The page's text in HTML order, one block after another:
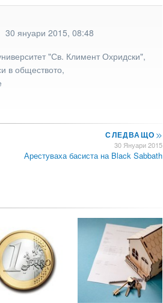
30 януари 2015, 08:48
"Св. Климент Охридски",
в обществото,
СЛЕДВАЩО>>
30 Януари 2015
Арестуваха басиста на Black Sabbath